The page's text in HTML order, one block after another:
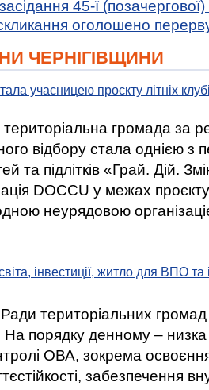
45-ї (позачергової)
оголошено
ЧЕРНІГІВЩИНИ
учасницею проєкту літніх
територіальна громада за
відбору стала однією
та підлітків «Грай. Дій.
DOCCU у межах
неурядовою
інвестиції, житло для ВПО
територіальних громад
На порядку денному –
ОВА, зокрема освоєння
забезпечення